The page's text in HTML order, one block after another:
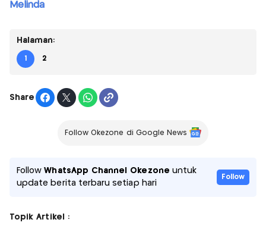
Melinda
Halaman:
1 2
Share
Follow Okezone di Google News
FollowWhatsApp Channel Okezone untuk
update berita terbaru setiap hari
Follow
Topik Artikel :